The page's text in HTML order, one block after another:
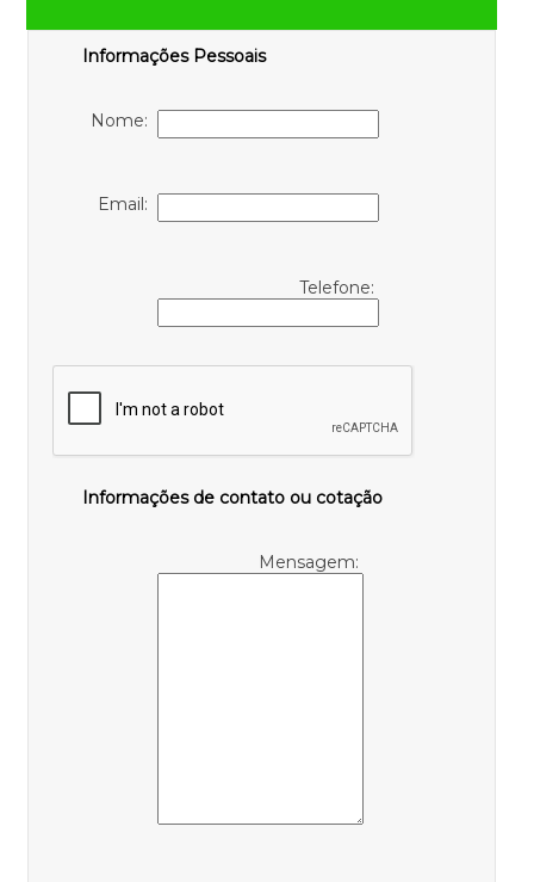
Informações Pessoais
Nome:
Email:
Telefone:
Informações de contato ou cotação
Mensagem: